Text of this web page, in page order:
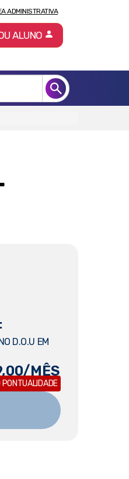
ADMINISTRATIVA
ALUNO
D.O.U EM
MÊS
PONTUALIDADE